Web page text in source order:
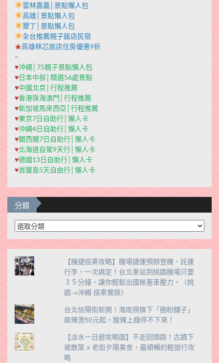
雲林嘉義│景點懶人包
高雄│景點懶人包
墾丁│景點懶人包
全台推薦親子飯店民宿
★高雄秝芯旅店住房優惠9折
–
♥沖繩│75親子景點懶人包
♥日本中部│精選56處景點
♥中國北京│行程推薦
♥香港珠海澳門│行程推薦
♥新加坡馬來西亞│行程推薦
♥東京7日自助行│懶人卡
♥沖繩4日自助行│懶人卡
♥關西親7日自助行│懶人卡
♥北海道自駕9天行│懶人卡
♥德國13日自助行│懶人卡
♥峇厘島5天自由行│懶人卡
分類
分
類
【機捷搭乘攻略】機場捷運預辦登機、託運
行李，一次搞定！台北車站到桃園機場只要
３５分鐘，讓你輕鬆出國無塞車壓力。〈桃
園→沖繩 搭乘實錄〉
台北信陽街新開！海底撈旗下「圈粉舖子」
麻辣燙50元起，酸辣上癮停不下來！
【淡水一日遊攻略圖】不走回頭路！古蹟下
坡散策 x 老街夕陽美食，最順暢的輕旅行攻
略